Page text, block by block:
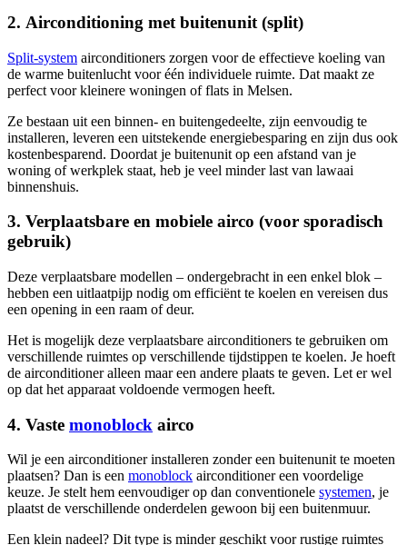
2. Airconditioning met buitenunit (split)
Split-system airconditioners zorgen voor de effectieve koeling van
de warme buitenlucht voor één individuele ruimte. Dat maakt ze
perfect voor kleinere woningen of flats in Melsen.
Ze bestaan uit een binnen- en buitengedeelte, zijn eenvoudig te
installeren, leveren een uitstekende energiebesparing en zijn dus ook
kostenbesparend. Doordat je buitenunit op een afstand van je
woning of werkplek staat, heb je veel minder last van lawaai
binnenshuis.
3. Verplaatsbare en mobiele airco (voor sporadisch
gebruik)
Deze verplaatsbare modellen – ondergebracht in een enkel blok –
hebben een uitlaatpijp nodig om efficiënt te koelen en vereisen dus
een opening in een raam of deur.
Het is mogelijk deze verplaatsbare airconditioners te gebruiken om
verschillende ruimtes op verschillende tijdstippen te koelen. Je hoeft
de airconditioner alleen maar een andere plaats te geven. Let er wel
op dat het apparaat voldoende vermogen heeft.
4. Vaste monoblock airco
Wil je een airconditioner installeren zonder een buitenunit te moeten
plaatsen? Dan is een monoblock airconditioner een voordelige
keuze. Je stelt hem eenvoudiger op dan conventionele systemen, je
plaatst de verschillende onderdelen gewoon bij een buitenmuur.
Een klein nadeel? Dit type is minder geschikt voor rustige ruimtes